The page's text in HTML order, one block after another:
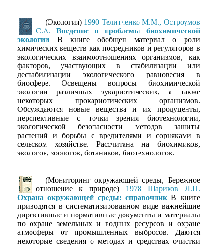
(Экология) 1990 Телитченко М.М., Остроумов
С.А.Введение в проблемы биохимической
экологииВ книге обобщен материал о роли
химических веществ как посредников и регуляторов в
экологических взаимоотношениях организмов, как
факторов, участвующих в стабилизации или
дестабилизации экологического равновесия в
биосфере. Освещены вопросы биохимической
экологии различных эукариотических, а также
некоторых прокариотических организмов.
Обсуждаются новые вещества и их продуценты,
перспективные с точки зрения биотехнологии,
экологической безопасности методов защиты
растений и борьбы с вредителями и сорняками в
сельском хозяйстве. Рассчитана на биохимиков,
экологов, зоологов, ботаников, биотехнологов.
(Мониторинг окружающей среды, Бережное
отношение к природе) 1978 Шариков Л.П.
Охрана окружающей среды: справочник В книге
приводятся в систематизированном виде важнейшие
директивные и нормативные документы и материалы
по охране земельных и водных ресурсов и охране
атмосферы от промышленных выбросов. Даются
некоторые сведения о методах и средствах очистки